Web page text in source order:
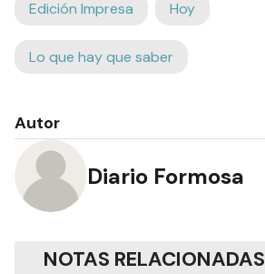
Edición Impresa Hoy
Lo que hay que saber
Autor
Diario Formosa
NOTAS RELACIONADAS